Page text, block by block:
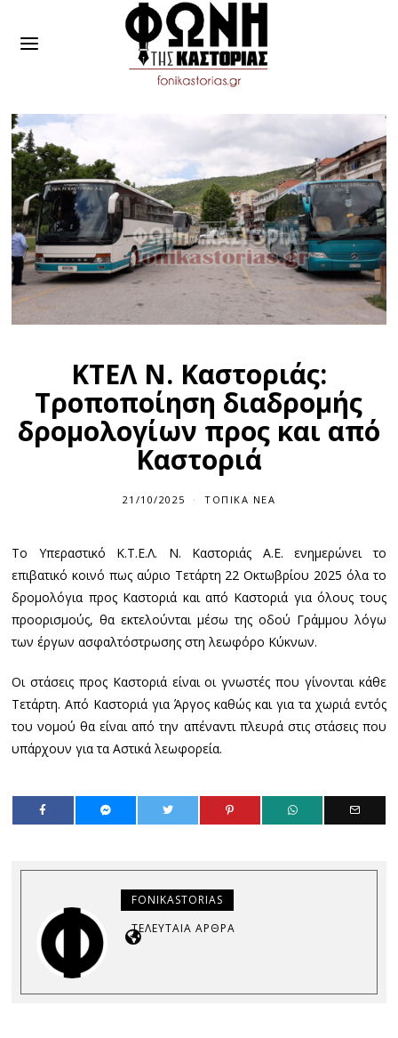
ΚΤΕΛ Ν. Καστοριάς:
Τροποποίηση διαδρομής
δρομολογίων προς και από
Καστοριά
21/10/2025
2
0
2
5
ΤΟΠΙΚΆ ΝΈΑ
Το Υπεραστικό Κ.Τ.Ε.Λ. Ν. Καστοριάς Α.Ε. ενημερώνει το
επιβατικό κοινό πως αύριο Τετάρτη 22 Οκτωβρίου 2025 όλα το
δρομολόγια προς Καστοριά και από Καστοριά για όλους τους
προορισμούς, θα εκτελούνται μέσω της οδού Γράμμου λόγω
των έργων ασφαλτόστρωσης στη λεωφόρο Κύκνων.
Οι στάσεις προς Καστοριά είναι οι γνωστές που γίνονται κάθε
Τετάρτη. Από Καστοριά για Άργος καθώς και για τα χωριά εντός
του νομού θα είναι από την απέναντι πλευρά στις στάσεις που
υπάρχουν για τα Αστικά λεωφορεία.
FONIKASTORIAS
ΤΕΛΕΥΤΑΊΑ ΆΡΘΡΑ